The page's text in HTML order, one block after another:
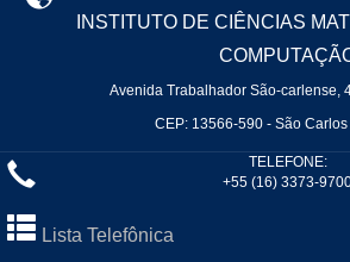
INSTITUTO DE CIÊNCIAS
Avenida Trabalhador São-carlense,
CEP: 13566-590 - São Carlos
TELEFONE:
+55 (16) 3373-
Lista Telefônica